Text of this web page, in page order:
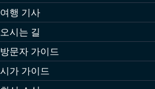
여행 기사
오시는 길
방문자 가이드
시가 가이드